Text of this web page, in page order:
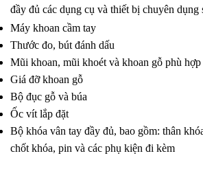
đầy đủ các dụng cụ và thiết bị chuyên dụng
Máy khoan cầm tay
Thước đo, bút đánh dấu
Mũi khoan, mũi khoét và khoan gỗ phù
Giá đỡ khoan gỗ
Bộ đục gỗ và búa
Ốc vít lắp đặt
Bộ khóa vân tay đầy đủ, bao gồm: thân
chốt khóa, pin và các phụ kiện đi kèm